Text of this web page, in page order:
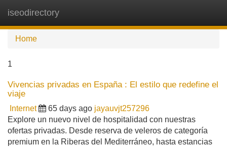
iseodirectory
Home
1
Vivencias privadas en España : El estilo que redefine el
viaje
Internet 65 days ago jayauvjt257296
Explore un nuevo nivel de hospitalidad con nuestras
ofertas privadas. Desde reserva de veleros de categoría
premium en la Riberas del Mediterráneo, hasta estancias